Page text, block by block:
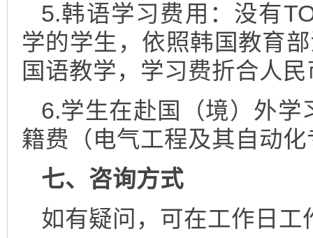
5.韩语学习费用：没有
学的学生，依照韩国教育
国语教学，学习费折合人
6.学生在赴国（境）外
籍费（电气工程及其自动
七、咨询方式
如有疑问，可在工作日